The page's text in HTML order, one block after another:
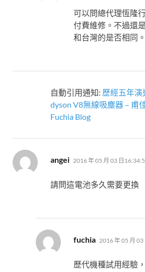
可以問總代理恆隆
付費維修。不過還
和台灣的是否相同。
自動引用通知: 歷經五年演
dyson V8無線吸塵器 – 甫
Fuchia Blog
angei 表
示:
2016 年 05 月 03 日
請問這電池多久需要更換
fuchia 表
示:
2016 年 05 月
歷代機種試用經驗